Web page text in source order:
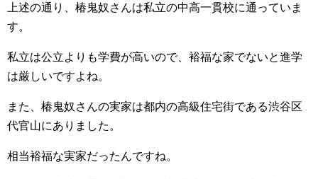
上述の通り、椿鬼奴さんは私立の中高一貫校に通っていま
す。
私立は公立よりも学費が高いので、裕福な家でないと進学
は厳しいですよね。
また、椿鬼奴さんの実家は都内の高級住宅街である渋谷区
代官山にありました。
相当裕福な実家だったんですね。